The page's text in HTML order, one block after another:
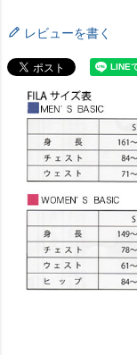
レビューを書く